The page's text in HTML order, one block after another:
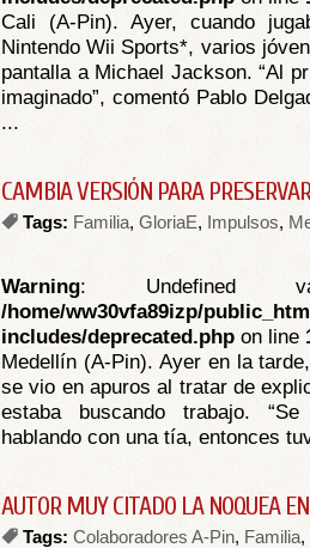
Cali (A-Pin). Ayer, cuando
Nintendo Wii Sports*, varios
pantalla a Michael Jackson. “Al
imaginado”, comentó Pablo
...
CAMBIA VERSIÓN PARA
Tags: Familia, GloriaE, Impulsos,
Warning: Undefined
/home/ww30vfa89izp/
includes/deprecated.php on line
Medellín (A-Pin). Ayer en la
se vio en apuros al tratar de
estaba buscando trabajo.
hablando con una tía, entonces
AUTOR MUY CITADO LA NOQUEA
Tags: Colaboradores A-Pin, Familia,